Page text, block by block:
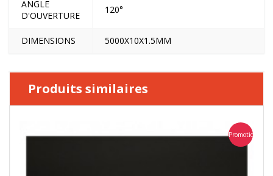
ANGLE
D'OUVERTURE
120°
DIMENSIONS 5000X10X1.5MM
Produits similaires
Promotion